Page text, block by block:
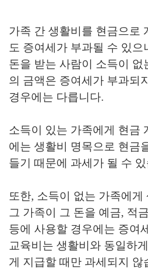
가족 간 생활비를 현금으로
도 증여세가 부과될 수 있
돈을 받는 사람이 소득이 없
의 금액은 증여세가 부과되
경우에는 다릅니다.
소득이 있는 가족에게 현금
에는 생활비 명목으로 현금
들기 때문에 과세가 될 수
또한, 소득이 없는 가족에
그 가족이 그 돈을 예금, 적
등에 사용할 경우에는 증여
교육비는 생활비와 동일하
게 지급할 때만 과세되지 않